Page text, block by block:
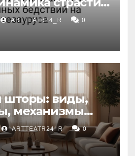
бедствий на
ARTTEATR24_R 0
виды,
механизмы
и уход
ARTTEATR24_R 0